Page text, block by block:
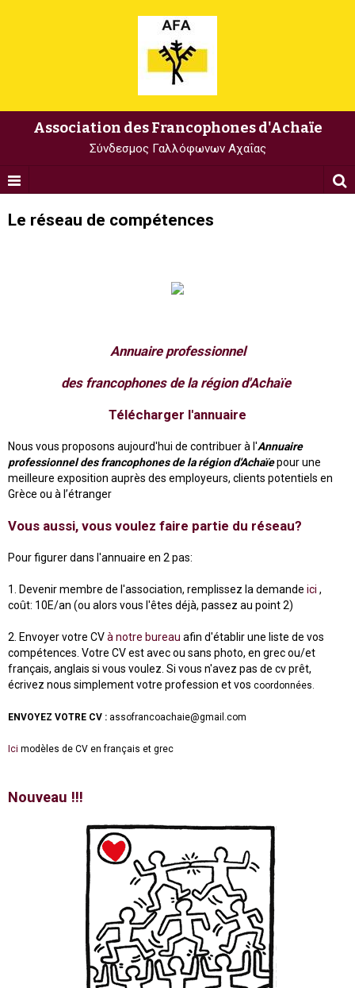
Association des Francophones d'Achaïe
Σύνδεσμος Γαλλόφωνων Αχαΐας
Le réseau de compétences
Annuaire professionnel
des francophones de la région d'Achaïe
Télécharger l'annuaire
Nous vous proposons aujourd'hui de contribuer à l'Annuaire
professionnel des francophones de la région d'Achaïepour une
meilleure exposition auprès des employeurs, clients potentiels en
Grèce ou à l’étranger
Vous aussi, vous voulez faire partie du réseau?
Pour figurer dans l'annuaire en 2 pas:
1. Devenir membre de l'association, remplissez la demande ici ,
coût: 10E/an (ou alors vous l'êtes déjà, passez au point 2)
2. Envoyer votre CVà notre bureau afin d'établir une liste de vos
compétences. Votre CV est avec ou sans photo, en grec ou/et
français, anglais si vous voulez. Si vous n'avez pas de cv prêt,
écrivez nous simplement votre profession et vos coordonnées.
ENVOYEZ VOTRE CV : assofrancoachaie@gmail.com
Ici modèles de CV en français et grec
Nouveau !!!